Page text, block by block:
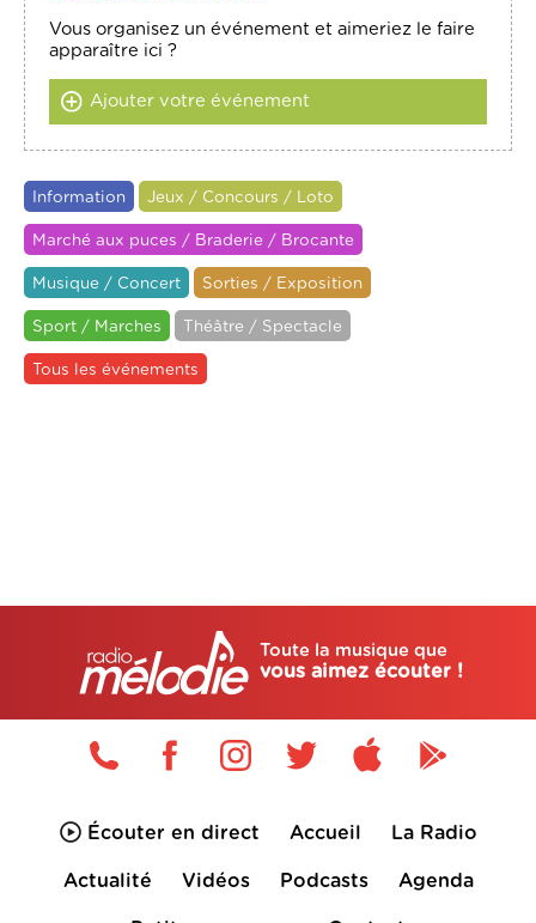
Vous organisez un événement et aimeriez le faire
apparaître ici ?
Ajouter votre événement
Information Jeux / Concours / Loto
Marché aux puces / Braderie / Brocante
Musique / Concert Sorties / Exposition
Sport / Marches Théâtre / Spectacle
Tous les événements
Toute la musique que
vous aimez écouter !
Écouter en direct Accueil La Radio
Actualité Vidéos Podcasts Agenda